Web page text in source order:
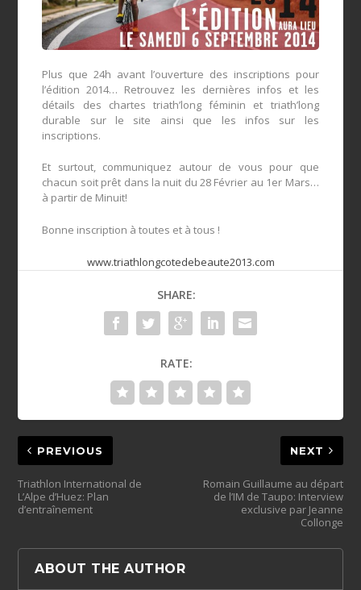
Plus que 24h avant l’ouverture des inscriptions pour
l’édition 2014… Retrouvez les dernières infos et les
détails des chartes triath’long féminin et triath’long
durable sur le site ainsi que les infos sur les
inscriptions.
Et surtout, communiquez autour de vous pour que
chacun soit prêt dans la nuit du 28 Février au 1er Mars…
à partir de Minuit!
Bonne inscription à toutes et à tous !
www.triathlongcotedebeaute2013.com
SHARE:
RATE:
PREVIOUS
Triathlon International de
L’Alpe d’Huez: Plan
d’entraînement
NEXT
Romain Guillaume au départ
de l’IM de Taupo: Interview
exclusive par Jeanne
Collonge
ABOUT THE AUTHOR